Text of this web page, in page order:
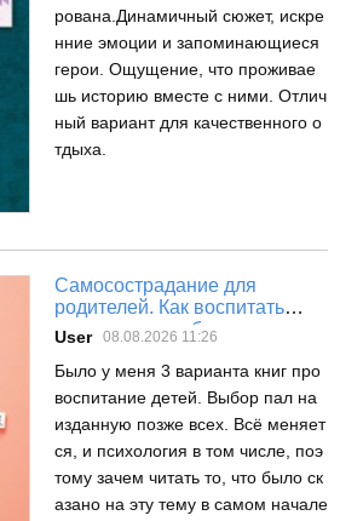
рована.Динамичный сюжет, искре
нние эмоции и запоминающиеся
герои. Ощущение, что проживае
шь историю вместе с ними. Отлич
ный вариант для качественного о
тдыха.
Самосострадание для
родителей. Как воспитать
счастливого ребенка,
User 08.08.2026 11:26
Было у меня 3 варианта книг про
воспитание детей. Выбор пал на
изданную позже всех. Всё меняет
ся, и психология в том числе, поэ
тому зачем читать то, что было ск
азано на эту тему в самом начале